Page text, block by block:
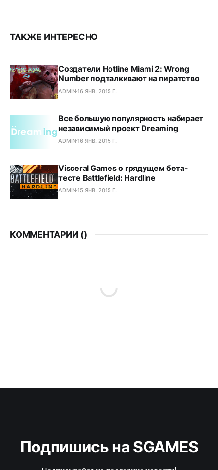
ТАКЖЕ ИНТЕРЕСНО
Создатели Hotline Miami 2: Wrong
Number подталкивают на пиратство
ADMIN16 ЯНВ. 2015 Г.
Все большую популярность набирает
независимый проект Dreaming
ADMIN16 ЯНВ. 2015 Г.
Visceral Games о грядущем бета-
тесте Battlefield: Hardline
ADMIN15 ЯНВ. 2015 Г.
КОММЕНТАРИИ ()
Подпишись на SGAMES